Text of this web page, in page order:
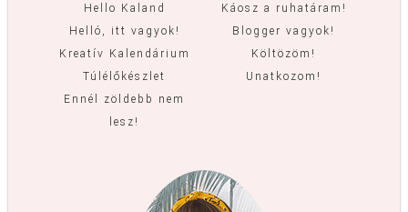
Hello Kaland
Helló, itt vagyok!
Kreatív Kalendárium
Túlélőkészlet
Ennél zöldebb nem
lesz!
Káosz a ruhatáram!
Blogger vagyok!
Költözöm!
Unatkozom!